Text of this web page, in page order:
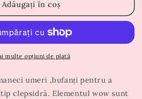
Adăugați în coș
multe opțiuni de plată
umeri ,bufanți pentru a
clepsidră. Elementul wow sunt